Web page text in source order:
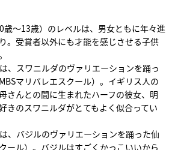
～13歳）のレベルは、男女ともに年々進
。受賞者以外にも才能を感じさせる子供
。
、スワニルダのヴァリエーションを踊っ
マリバレエスクール）。イギリス人の
さんとの間に生まれたハーフの彼女、明
きのスワニルダがとてもよく似合ってい
、バジルのヴァリエーションを踊った仙
ール）。バジルはすごくかっこいいから